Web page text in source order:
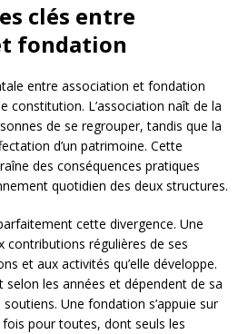
clés entre
fondation
entre association et fondation
constitution. L’association naît de la
de se regrouper, tandis que la
d’un patrimoine. Cette
des conséquences pratiques
quotidien des deux structures.
cette divergence. Une
contributions régulières de ses
et aux activités qu’elle développe.
selon les années et dépendent de sa
Une fondation s’appuie sur
pour toutes, dont seuls les